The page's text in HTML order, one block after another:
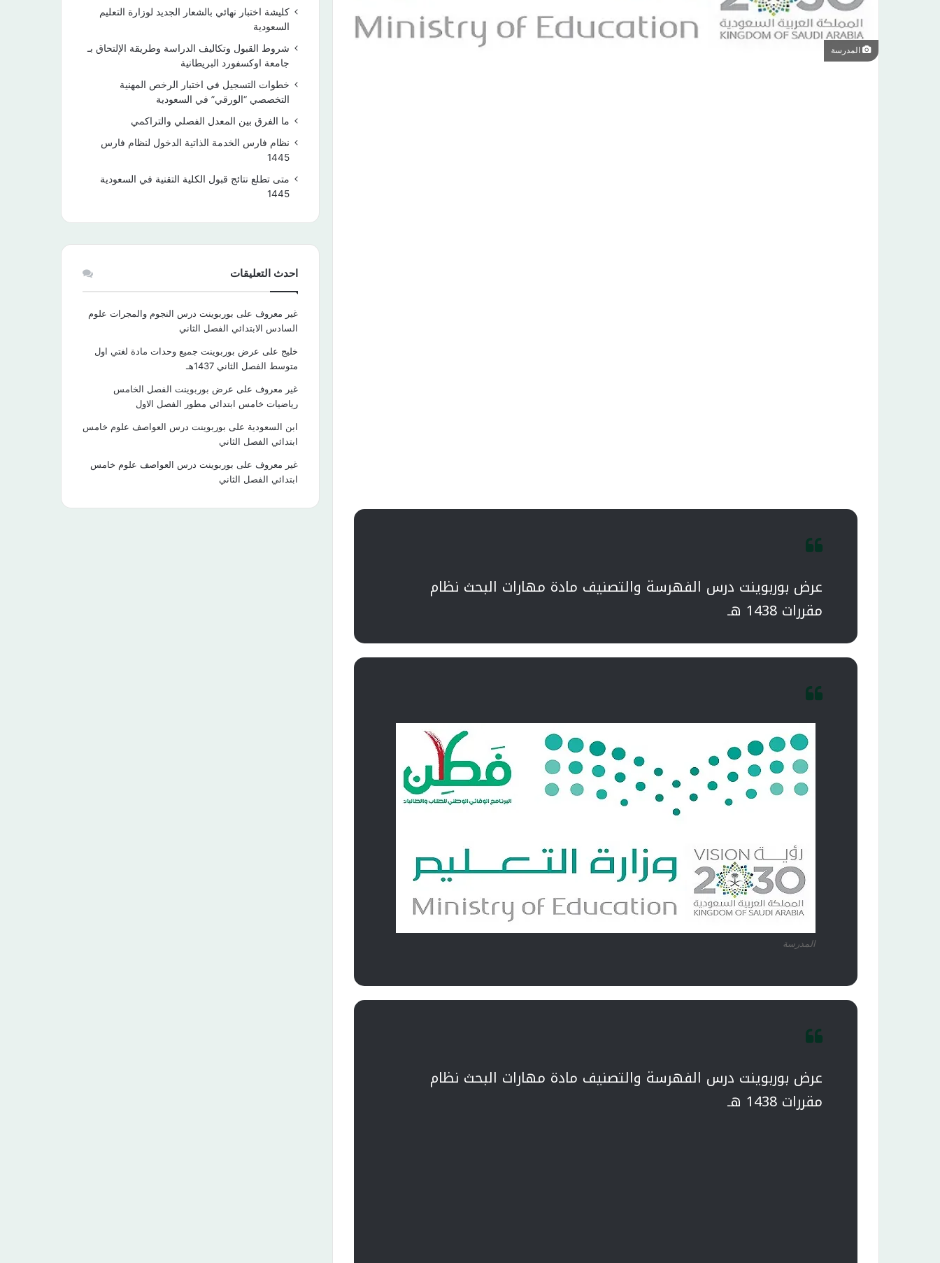
المدرسة
عرض بوربوينت درس الفهرسة والتصنيف مادة مهارات البحث نظام
مقررات 1438 هـ
المدرسة
عرض بوربوينت درس الفهرسة والتصنيف مادة مهارات البحث نظام
مقررات 1438 هـ
كليشة اختبار نهائي بالشعار الجديد لوزارة التعليم
السعودية
شروط القبول وتكاليف الدراسة وطريقة الإلتحاق بـ
جامعة اوكسفورد البريطانية
خطوات التسجيل في اختبار الرخص المهنية
التخصصي “الورقي” في السعودية
ما الفرق بين المعدل الفصلي والتراكمي
نظام فارس الخدمة الذاتية الدخول لنظام فارس
1445
متى تطلع نتائج قبول الكلية التقنية في السعودية
1445
احدث التعليقات
غير معروف على بوربوينت درس النجوم والمجرات علوم
السادس الابتدائي الفصل الثاني
خليج على عرض بوربوينت جميع وحدات مادة لغتي اول
متوسط الفصل الثاني 1437هـ
غير معروف على عرض بوربوينت الفصل الخامس
رياضيات خامس ابتدائي مطور الفصل الاول
ابن السعودية على بوربوينت درس العواصف علوم خامس
ابتدائي الفصل الثاني
غير معروف على بوربوينت درس العواصف علوم خامس
ابتدائي الفصل الثاني